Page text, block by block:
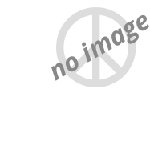
no image